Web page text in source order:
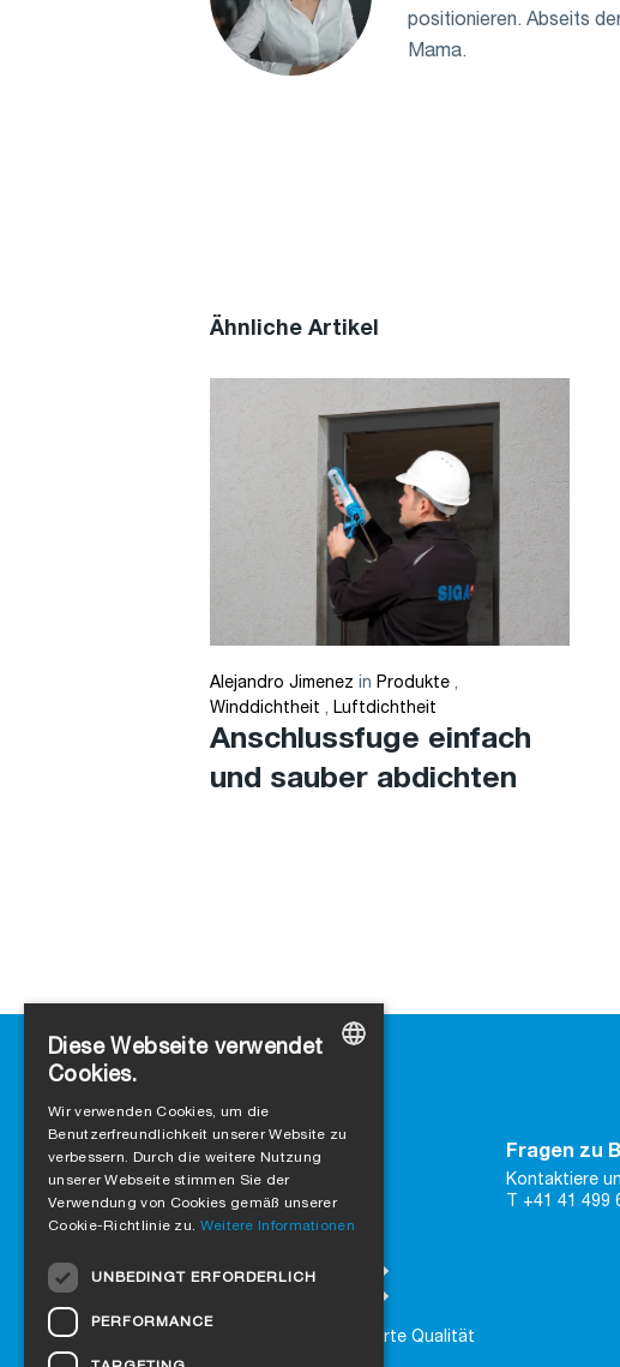
positionieren. Abseits
Mama.
Ähnliche Artikel
Alejandro Jimenez in Produkte,
Winddichtheit , Luftdichtheit
Anschlussfuge einfach
und sauber abdichten
Kontakt
SIGA
Rütmattstrasse 7
CH-6017 Ruswil
zu Google Maps
Fragen zu
Kontaktiere
T +41 41 499
Vertraue auf zertifizierte Qualität
ENGLISH
FRENCH
Diese Webseite verwendet
Cookies.
Wir verwenden Cookies, um die
Benutzerfreundlichkeit unserer Website zu
verbessern. Durch die weitere Nutzung
unserer Webseite stimmen Sie der
Verwendung von Cookies gemäß unserer
Cookie-Richtlinie zu. Weitere Informationen
UNBEDINGT ERFORDERLICH
PERFORMANCE